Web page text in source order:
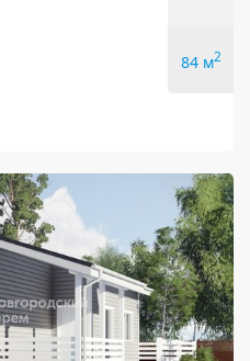
84 м2